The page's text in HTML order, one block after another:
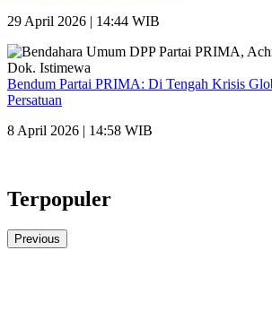
29 April 2026 | 14:44 WIB
Bendum Partai PRIMA: Di Tengah Krisis
Persatuan
8 April 2026 | 14:58 WIB
Terpopuler
Previous